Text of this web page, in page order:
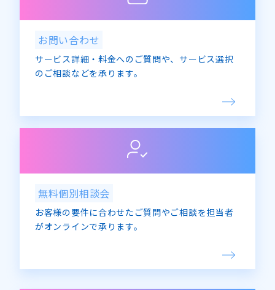
お問い合わせ
サービス詳細・料金へのご質問や、サービス選択
のご相談などを承ります。
無料個別相談会
お客様の要件に合わせたご質問やご相談を担当者
がオンラインで承ります。